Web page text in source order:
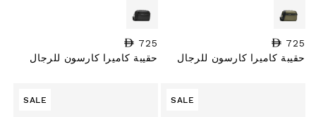
السعر العادي
725
حقيبة كاميرا كارسون للرجال
السعر العادي
725
حقيبة كاميرا كارسون للرجال
SALE
SALE